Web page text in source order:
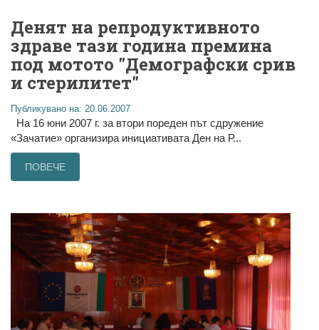
Денят на репродуктивното
здраве тази година премина
под мотото "Демографски срив
и стерилитет"
Публикувано на: 20.06.2007
На 16 юни 2007 г. за втори пореден път сдружение
«Зачатие» организира инициативата Ден на Р...
ПОВЕЧЕ